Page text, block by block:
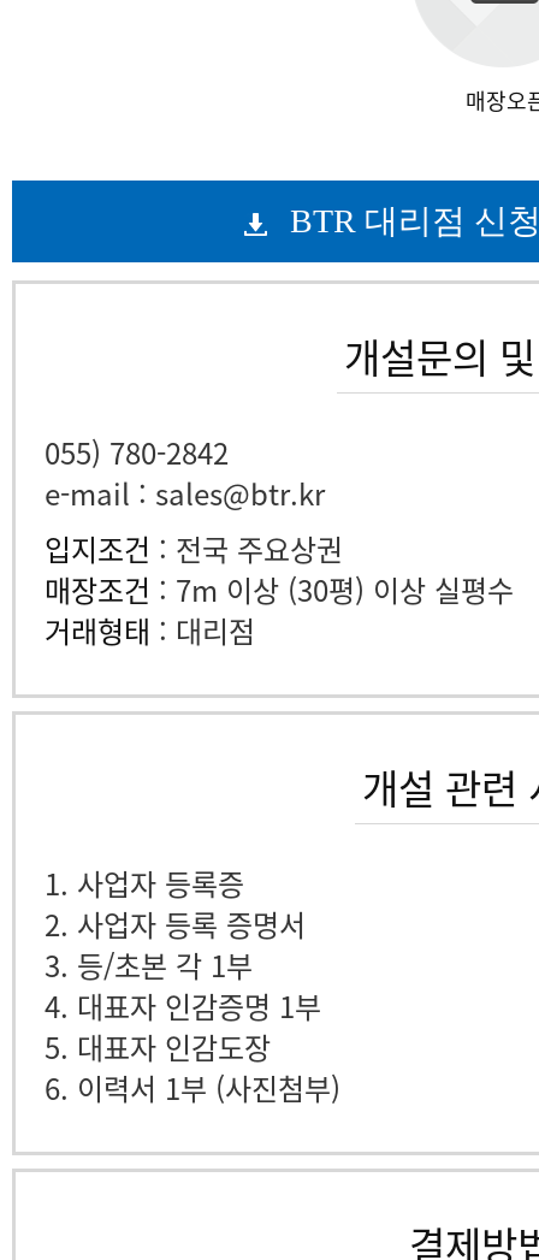
매장오
BTR 대리점 신
개설문의
055) 780-2842
e-mail : sales@btr.kr
입지조건 : 전국 주요상권
매장조건 : 7m 이상 (30평) 이상 실평수
거래형태 : 대리점
개설 관련
1. 사업자 등록증
2. 사업자 등록 증명서
3. 등/초본 각 1부
4. 대표자 인감증명 1부
5. 대표자 인감도장
6. 이력서 1부 (사진첨부)
결제방